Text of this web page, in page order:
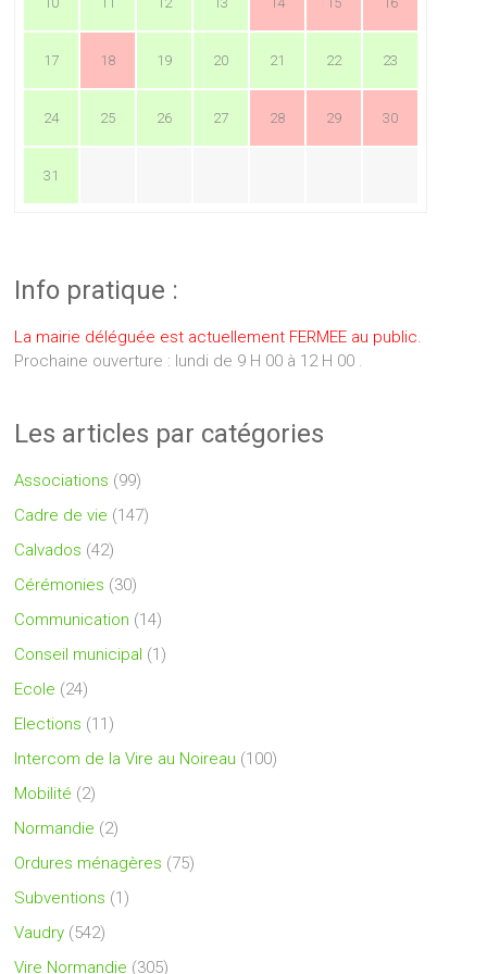
17 18 19 20 21 22 23
24 25 26 27 28 29 30
31
Info pratique :
La mairie déléguée est actuellement FERMEE au public.
Prochaine ouverture : lundi de 9 H 00 à 12 H 00 .
Les articles par catégories
Associations (99)
Cadre de vie (147)
Calvados (42)
Cérémonies (30)
Communication (14)
Conseil municipal (1)
Ecole (24)
Elections (11)
Intercom de la Vire au Noireau (100)
Mobilité (2)
Normandie (2)
Ordures ménagères (75)
Subventions (1)
Vaudry (542)
Vire Normandie (305)